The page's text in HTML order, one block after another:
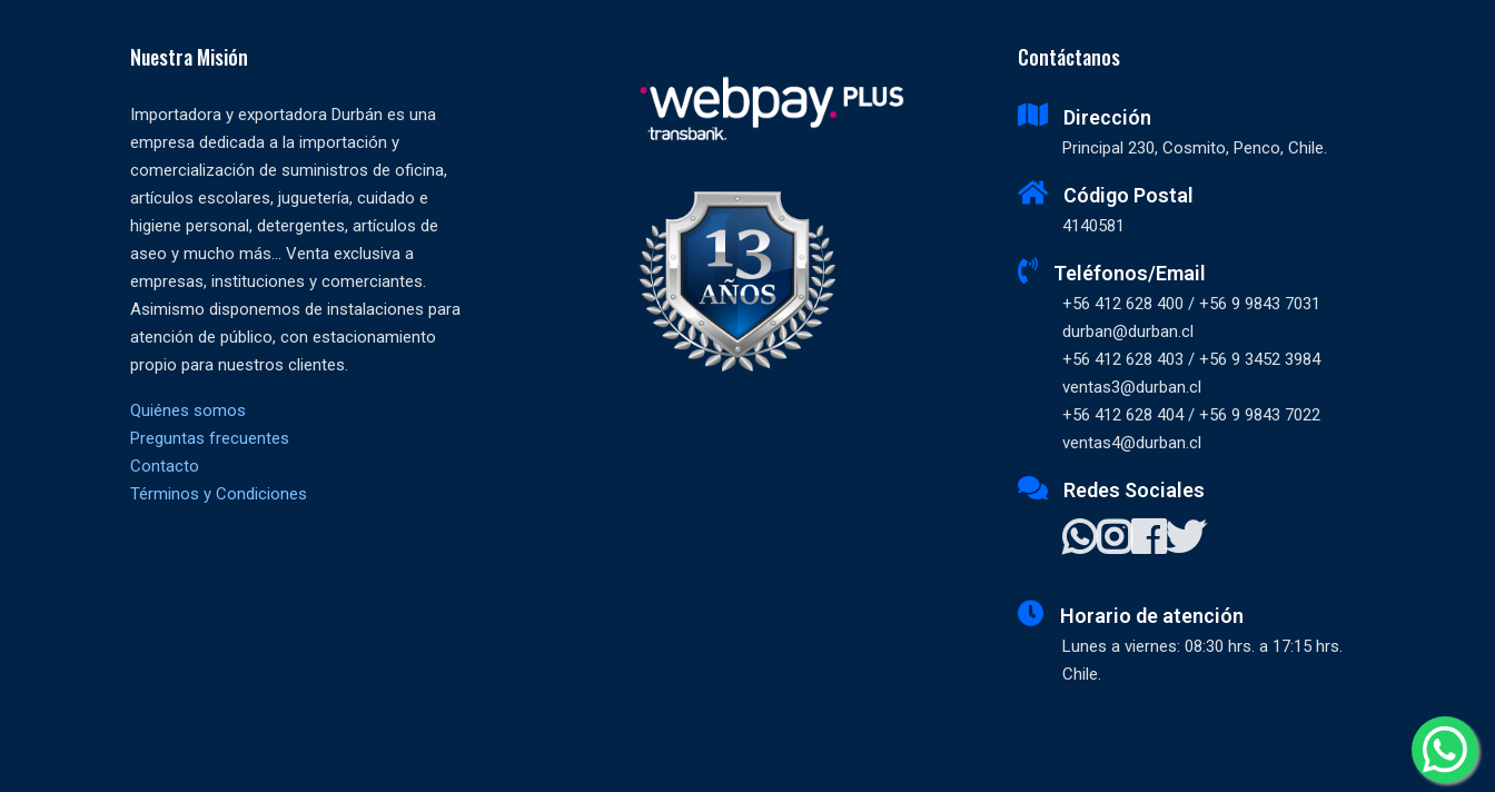
Nuestra Misión
Importadora y exportadora Durbán es una
empresa dedicada a la importación y
comercialización de suministros de oficina,
artículos escolares, juguetería, cuidado e
higiene personal, detergentes, artículos de
aseo y mucho más... Venta exclusiva a
empresas, instituciones y comerciantes.
Asimismo disponemos de instalaciones para
atención de público, con estacionamiento
propio para nuestros clientes.
Quiénes somos
Preguntas frecuentes
Contacto
Términos y Condiciones
Contáctanos
Dirección
Principal 230, Cosmito, Penco, Chile.
Código Postal
4140581
Teléfonos/Email
+56 412 628 400 / +56 9 9843 7031
durban@durban.cl
+56 412 628 403 / +56 9 3452 3984
ventas3@durban.cl
+56 412 628 404 / +56 9 9843 7022
ventas4@durban.cl
Redes Sociales
Horario de atención
Lunes a viernes: 08:30 hrs. a 17:15 hrs.
Chile.